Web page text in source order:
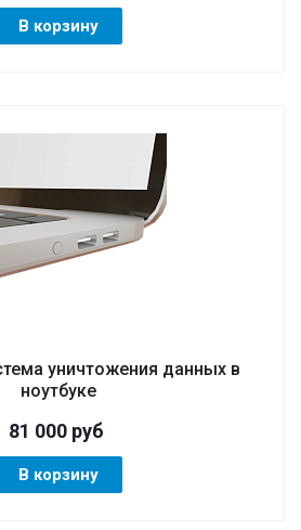
В корзину
уничтожения данных в
ноутбуке
81 000руб
В корзину